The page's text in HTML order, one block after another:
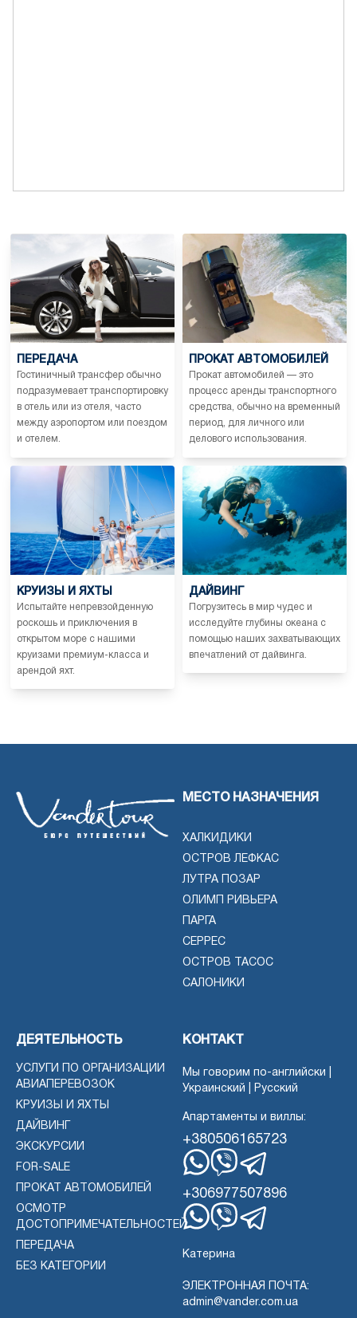
ПЕРЕДАЧА
Гостиничный трансфер обычно
подразумевает транспортировку
в отель или из отеля, часто
между аэропортом или поездом
и отелем.
ПРОКАТ АВТОМОБИЛЕЙ
Прокат автомобилей — это
процесс аренды транспортного
средства, обычно на временный
период, для личного или
делового использования.
КРУИЗЫ И ЯХТЫ
Испытайте непревзойденную
роскошь и приключения в
открытом море с нашими
круизами премиум-класса и
арендой яхт.
ДАЙВИНГ
Погрузитесь в мир чудес и
исследуйте глубины океана с
помощью наших захватывающих
впечатлений от дайвинга.
МЕСТО НАЗНАЧЕНИЯ
ХАЛКИДИКИ
ОСТРОВ ЛЕФКАС
ЛУТРА ПОЗАР
ОЛИМП РИВЬЕРА
ПАРГА
СЕРРЕС
ОСТРОВ ТАСОС
САЛОНИКИ
ДЕЯТЕЛЬНОСТЬ
УСЛУГИ ПО ОРГАНИЗАЦИИ
АВИАПЕРЕВОЗОК
КРУИЗЫ И ЯХТЫ
ДАЙВИНГ
ЭКСКУРСИИ
FOR-SALE
ПРОКАТ АВТОМОБИЛЕЙ
ОСМОТР
ДОСТОПРИМЕЧАТЕЛЬНОСТЕЙ
ПЕРЕДАЧА
БЕЗ КАТЕГОРИИ
КОНТАКТ
Мы говорим по-английски |
Украинский | Русский
Апартаменты и виллы:
+380506165723
WhatsApp
ВиберТелеграмма
+306977507896
Катерина
ЭЛЕКТРОННАЯ ПОЧТА:
admin@vander.com.ua